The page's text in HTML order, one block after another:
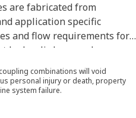
are fabricated from
application specific
and flow requirements for
hydraulic hose and
most rigorous testing
Cat hose and coupling
to ensure a perfect fit
dependability. The Cat XT
combinations will void
personal injury or death, property
system failure.